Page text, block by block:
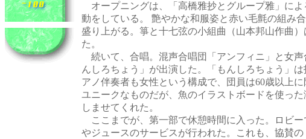
オープニングは、「高橋雅抄とグループ雅」に
動をしている。 艶やかな和服姿と赤い毛氈の組み
盛り上がる。箏と十七弦の小組曲（山本邦山作曲
た。
続いて、合唱。混声合唱団「アンフィニ」と女声
んしろちょう」が出演した。「もんしろちょう」
アノ伴奏者も女性という構成で、団員は60歳以上に
ユニークなものだが、魚のイラストボードを使った
しませてくれた。
ここまでが、第一部で休憩時間に入った。ロビー
やジュースのサービスが行われた。これも、協賛の